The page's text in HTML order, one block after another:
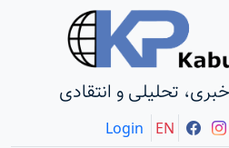
خبری، تحلیلی و انتقادی
Login EN